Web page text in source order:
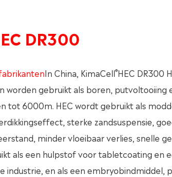
DR300
In China, KimaCell®HEC DR300
worden gebruikt als boren,
tot 6000m. HEC wordt gebruikt als
sterke zandsuspensie,
minder vloeibaar verlies, snelle
als een hulpstof voor tabletcoating en
industrie, en als een